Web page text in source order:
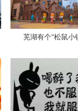
芜湖有个“松鼠小